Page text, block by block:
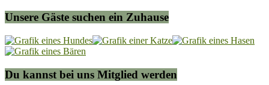
Unsere Gäste suchen ein Zuhause
Du kannst bei uns Mitglied werden